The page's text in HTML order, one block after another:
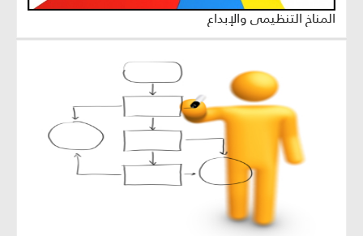
المناخ التنظيمي والإبداع